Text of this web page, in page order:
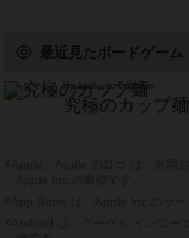
最近見たボードゲーム
Kyukyoku no Cup men
究極のカップ麺